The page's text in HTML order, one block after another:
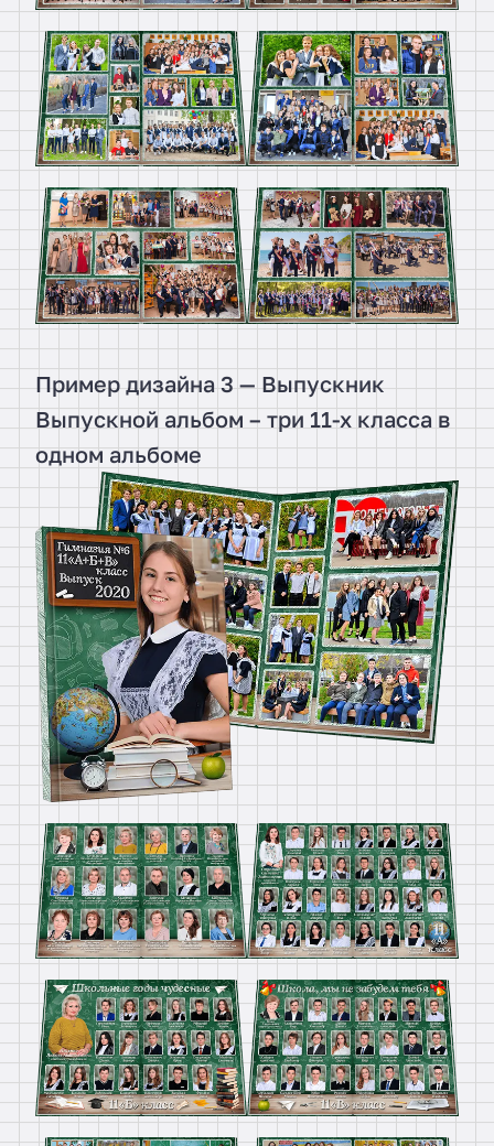
Пример дизайна 3 — Выпускник
Выпускной альбом – три 11-х класса в
одном альбоме